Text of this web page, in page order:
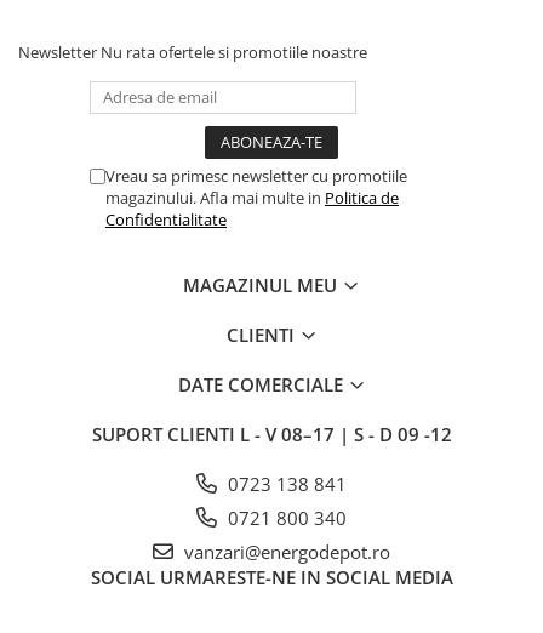
Rama ornament
Aplicat (PT)
Priza+Intrerupator
Pulsar Touch
Corpuri iluminat exterior
Corpuri iluminat interior
Lampa de birou/veioza
Newsletter Nu rata ofertele si promotiile noastre
Vreau sa primesc newsletter cu promotiile
magazinului. Afla mai multe in Politica de
Confidentialitate
MAGAZINUL MEU
CLIENTI
DATE COMERCIALE
SUPORT CLIENTI L - V 08–17 | S - D 09 -12
0723 138 841
0721 800 340
vanzari@energodepot.ro
SOCIAL URMARESTE-NE IN SOCIAL MEDIA